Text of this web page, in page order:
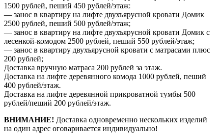
1500 рублей, пеший 450 рублей/этаж:
— занос в квартиру на лифте двухъярусной кровати Домик
2500 рублей, пеший 500 рублей/этаж;
— занос в квартиру на лифте двухъярусной кровати Домик с
лесенкой-комодом 2500 рублей, пеший 550 рублей/этаж;
— занос в квартиру двухъярусной кровати с матрасами плюс
200 рублей;
Доставка вручную матраса 200 рублей за этаж.
Доставка на лифте деревянного комода 1000 рублей, пеший
400 рублей/этаж.
Доставка на лифте деревянной прикроватной тумбы 500
рублей/пеший 200 рублей/этаж.
ВНИМАНИЕ! Доставка одновременно нескольких изделий
на один адрес оговаривается индивидуально!